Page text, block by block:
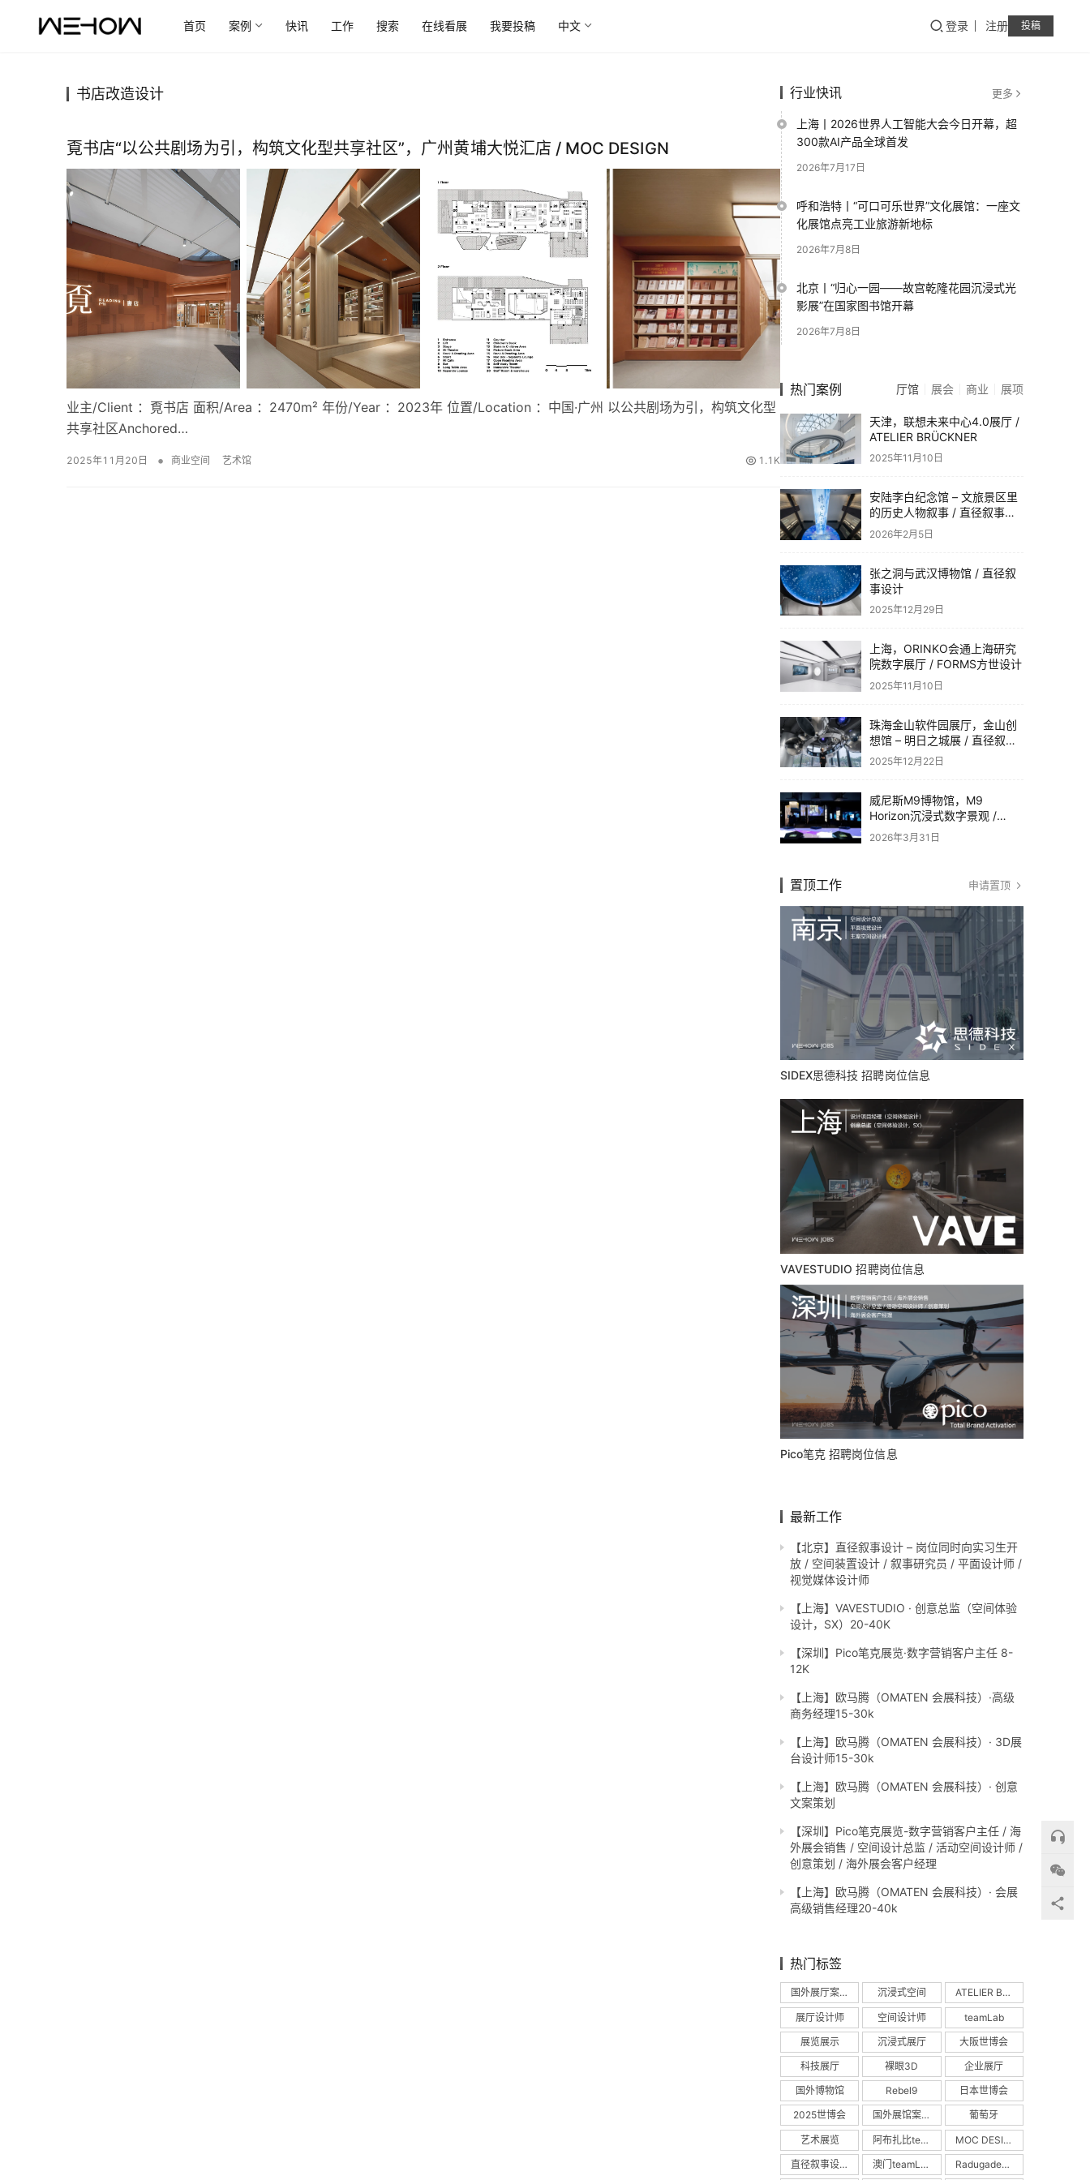
首页 案例 快讯 工作 搜索 在线看展 我要投稿 中文 登录 注册 投稿
书店改造设计
覔书店“以公共剧场为引，构筑文化型共享社区”，广州黄埔大悦汇店 / MOC DESIGN
业主/Client ：覔书店 面积/Area ：2470m² 年份/Year ：2023年 位置/Location ：中国·广州 以公共剧场为引，构筑文化型
共享社区Anchored…
2025年11月20日 • 商业空间 艺术馆 1.1K
行业快讯 更多
上海丨2026世界人工智能大会今日开幕，超
300款AI产品全球首发
2026年7月17日
呼和浩特丨“可口可乐世界”文化展馆：一座文
化展馆点亮工业旅游新地标
2026年7月8日
北京丨“归心一园——故宫乾隆花园沉浸式光
影展”在国家图书馆开幕
2026年7月8日
热门案例 厅馆 展会 商业 展项
天津，联想未来中心4.0展厅 /
ATELIER BRÜCKNER
2025年11月10日
安陆李白纪念馆 – 文旅景区里
的历史人物叙事 / 直径叙事设
计
2026年2月5日
张之洞与武汉博物馆 / 直径叙
事设计
2025年12月29日
上海，ORINKO会通上海研究
院数字展厅 / FORMS方世设计
2025年11月10日
珠海金山软件园展厅，金山创
想馆 – 明日之城展 / 直径叙事
设计
2025年12月22日
威尼斯M9博物馆，M9
Horizon沉浸式数字景观 /
Dotdotdot
2026年3月31日
置顶工作 申请置顶
SIDEX思德科技 招聘岗位信息
VAVESTUDIO 招聘岗位信息
Pico笔克 招聘岗位信息
最新工作
【北京】直径叙事设计 – 岗位同时向实习生开
放 / 空间装置设计 / 叙事研究员 / 平面设计师 /
视觉媒体设计师
【上海】VAVESTUDIO · 创意总监（空间体验
设计，SX）20-40K
【深圳】Pico笔克展览·数字营销客户主任 8-
12K
【上海】欧马腾（OMATEN 会展科技）·高级
商务经理15-30k
【上海】欧马腾（OMATEN 会展科技）· 3D展
台设计师15-30k
【上海】欧马腾（OMATEN 会展科技）· 创意
文案策划
【深圳】Pico笔克展览-数字营销客户主任 / 海
外展会销售 / 空间设计总监 / 活动空间设计师 /
创意策划 / 海外展会客户经理
【上海】欧马腾（OMATEN 会展科技）· 会展
高级销售经理20-40k
热门标签
国外展厅案例 沉浸式空间 ATELIER BRÜCKNER
展厅设计师 空间设计师 teamLab
展览展示 沉浸式展厅 大阪世博会
科技展厅 裸眼3D 企业展厅
国外博物馆 Rebel9 日本世博会
2025世博会 国外展馆案例 葡萄牙
艺术展览 阿布扎比teamLab MOC DESIGN
直径叙事设计 澳门teamLab Radugadesign